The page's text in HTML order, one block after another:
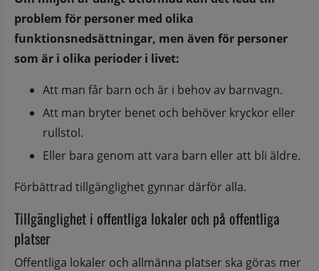
problem för personer med olika
funktionsnedsättningar, men även för personer
som är i olika perioder i livet:
Att man får barn och är i behov av barnvagn.
Att man bryter benet och behöver kryckor eller
rullstol.
Eller bara genom att vara barn eller att bli äldre.
Förbättrad tillgänglighet gynnar därför alla.
Tillgänglighet i offentliga lokaler och på offentliga
platser
Offentliga lokaler och allmänna platser ska göras mer